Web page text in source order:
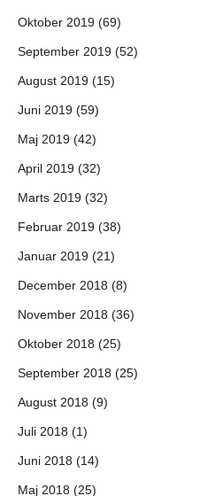
Oktober 2019 (69)
September 2019 (52)
August 2019 (15)
Juni 2019 (59)
Maj 2019 (42)
April 2019 (32)
Marts 2019 (32)
Februar 2019 (38)
Januar 2019 (21)
December 2018 (8)
November 2018 (36)
Oktober 2018 (25)
September 2018 (25)
August 2018 (9)
Juli 2018 (1)
Juni 2018 (14)
Maj 2018 (25)